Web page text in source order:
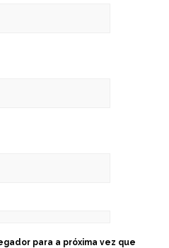
para a próxima vez que